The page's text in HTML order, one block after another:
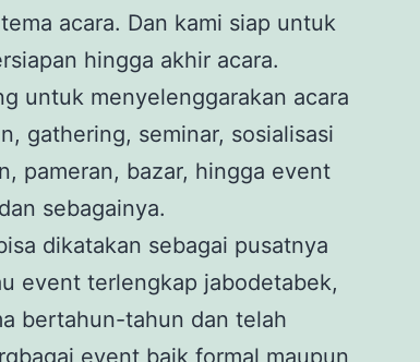
acara. Dan kami siap untuk
hingga akhir acara.
untuk menyelenggarakan acara
gathering, seminar, sosialisasi
pameran, bazar, hingga event
sebagainya.
dikatakan sebagai pusatnya
event terlengkap jabodetabek,
bertahun-tahun dan telah